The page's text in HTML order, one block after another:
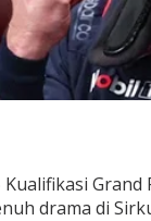
Kualifikasi Grand
drama di